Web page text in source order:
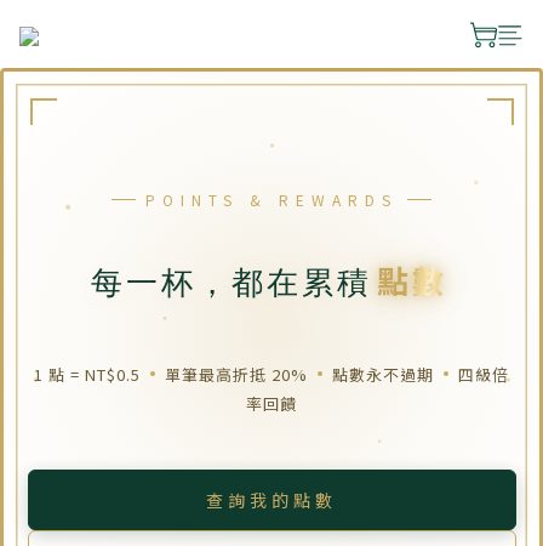
POINTS & REWARDS
每一杯，都在累積 點數
1 點 = NT$0.5 單筆最高折抵 20% 點數永不過期
四級倍
率回饋
查詢我的點數